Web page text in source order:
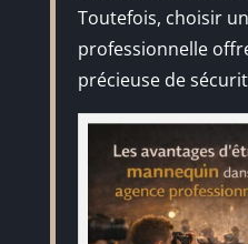
Toutefois, choisir
professionnelle
précieuse de